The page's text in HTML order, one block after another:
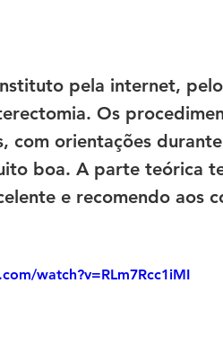
pela internet,
Os
com orientações
boa. A parte teórica
e recomendo aos
watch?v=RLm7Rcc1iMI